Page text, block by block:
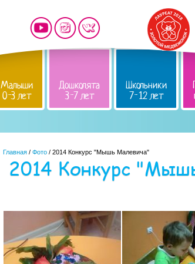
Малыши
0-3 лет
Дошколята
3-7 лет
Школьники
7-12 лет
Главная / Фото / 2014 Конкурс "Мышь Малевича"
2014 Конкурс